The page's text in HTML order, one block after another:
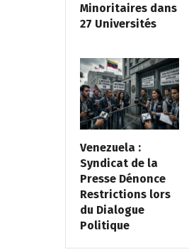
Minoritaires dans
27 Universités
Venezuela :
Syndicat de la
Presse Dénonce
Restrictions lors
du Dialogue
Politique